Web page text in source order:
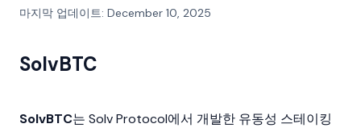
마지막 업데이트: December 10, 2025
SolvBTC
SolvBTC는 Solv Protocol에서 개발한 유동성 스테이킹